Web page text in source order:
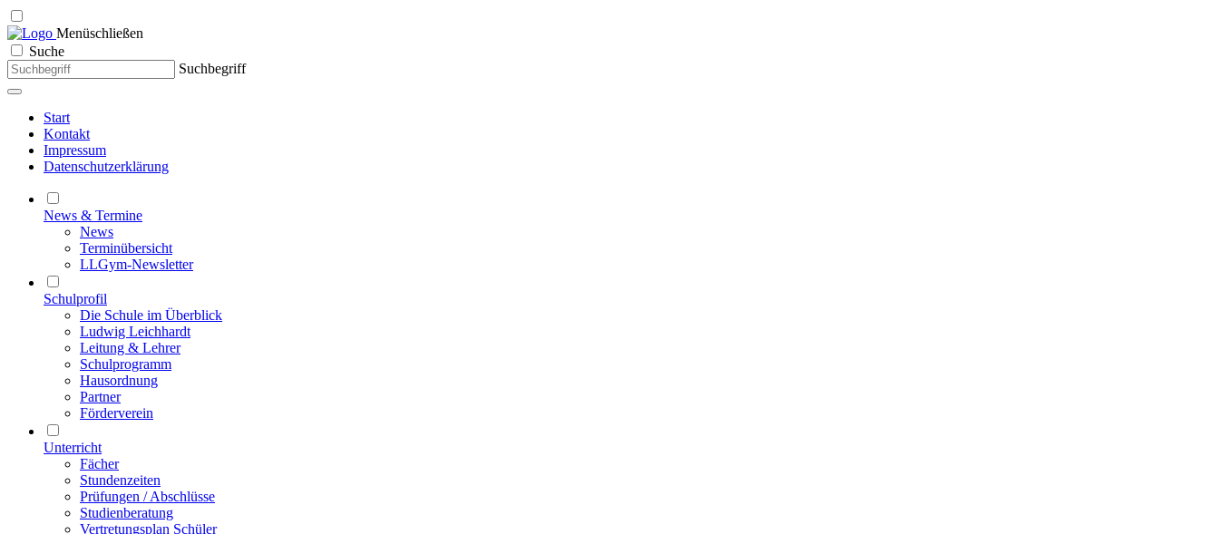
Menüschließen
Suche
Suchbegriff
Start
Kontakt
Impressum
Datenschutzerklärung
News & Termine
News
Terminübersicht
LLGym-Newsletter
Schulprofil
Die Schule im Überblick
Ludwig Leichhardt
Leitung & Lehrer
Schulprogramm
Hausordnung
Partner
Förderverein
Unterricht
Fächer
Stundenzeiten
Prüfungen / Abschlüsse
Studienberatung
Vertretungsplan Schüler